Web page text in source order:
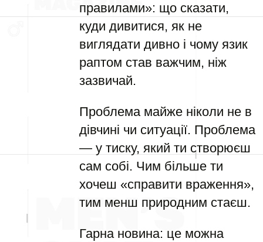
правилами»: що сказати,
куди дивитися, як не
виглядати дивно і чому язик
раптом став важчим, ніж
зазвичай.
Проблема майже ніколи не в
дівчині чи ситуації. Проблема
— у тиску, який ти створюєш
сам собі. Чим більше ти
хочеш «справити враження»,
тим менш природним стаєш.
Гарна новина: це можна